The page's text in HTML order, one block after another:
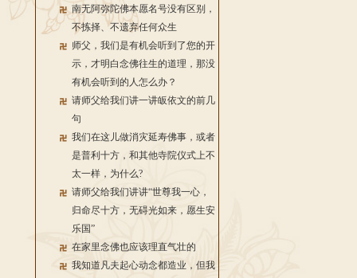
南无阿弥陀佛本愿名号没有区别，
不拣择、不遗弃任何众生
师父，我们是有机会听到了您的开
示，才明白念佛往生的道理，那没
有机会听到的人怎么办？
请师父给我们讲一讲皈依文的前几
句
我们在这儿做消灾延寿佛事，或者
是普利十方，和其他寺院仪式上不
太一样，为什么?
请师父给我们讲讲“世尊我一心，
归命尽十方，无碍光如来，愿生安
乐国”
在家里念佛也应该理直气壮的
我知道凡夫起心动念都造业，但我